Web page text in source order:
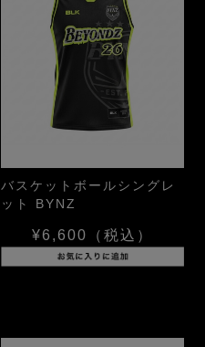
バスケットボールシングレ
ット BYNZ
¥6,600 （税込）